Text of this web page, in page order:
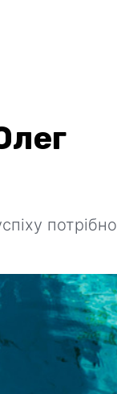
потрібно